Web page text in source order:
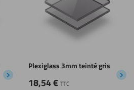
Plexiglass 3mm teinté gris
18,54€ TTC